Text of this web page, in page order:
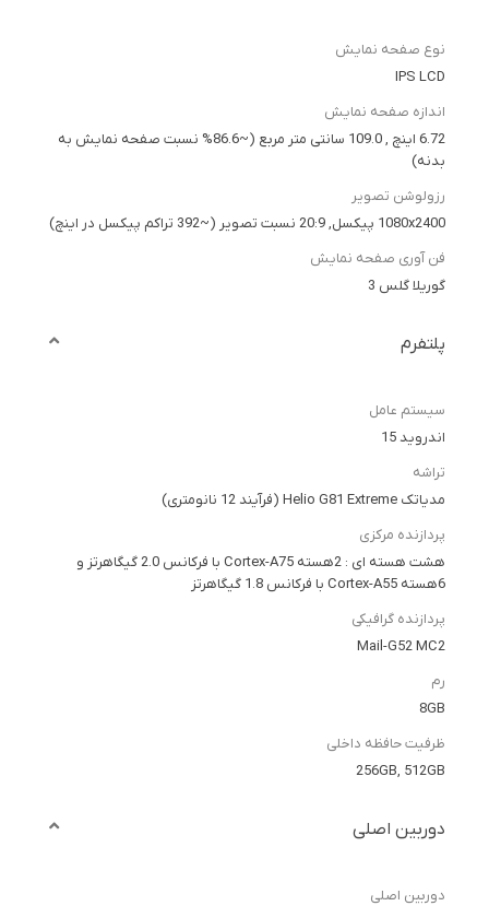
نوع صفحه نمایش
IPS LCD
اندازه صفحه نمایش
6.72 اینچ , 109.0 سانتی متر مربع (~86.6% نسبت صفحه نمایش به
بدنه)
رزولوشن تصویر
1080x2400 پیکسل, 20:9 نسبت تصویر (~392 تراکم پیکسل در اینچ)
فن آوری صفحه نمایش
گوریلا گلس 3
پلتفرم
سیستم عامل
اندروید 15
تراشه
مدیاتک Helio G81 Extreme (فرآیند 12 نانومتری)
پردازنده مرکزی
هشت هسته ای : 2هسته Cortex-A75 با فرکانس 2.0 گیگاهرتز و
6هسته Cortex-A55 با فرکانس 1.8 گیگاهرتز
پردازنده گرافیکی
Mail-G52 MC2
رم
8GB
ظرفیت حافظه داخلی
256GB, 512GB
دوربین اصلی
دوربین اصلی